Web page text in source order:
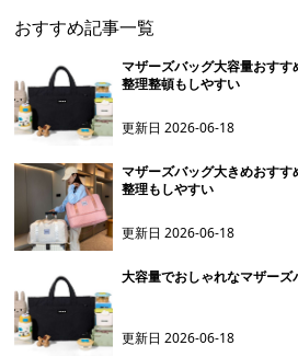
おすすめ記事一覧
マザーズバッグ大容量おす
整理整頓もしやすい
更新日2026-06-18
マザーズバッグ大きめおす
整理もしやすい
更新日2026-06-18
大容量でおしゃれなマザーズ
更新日2026-06-18